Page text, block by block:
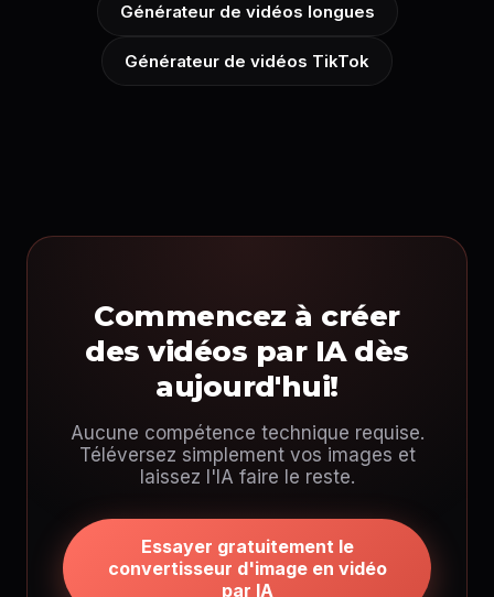
Générateur de vidéos longues
Générateur de vidéos TikTok
Commencez à créer
des vidéos par IA dès
aujourd'hui!
Aucune compétence technique requise.
Téléversez simplement vos images et
laissez l'IA faire le reste.
Essayer gratuitement le
convertisseur d'image en vidéo
par IA